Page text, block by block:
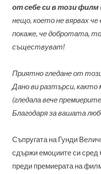
от себе си в този филм
нещо, което не вярвах че
покаже, че добротата,
съществуват!
Приятно гледане от
Дано ви разтърси, както
(гледала вече
Благодаря за вашата
Съпругата на Гунди
сдържи емоциите си сред
преди премиерата на